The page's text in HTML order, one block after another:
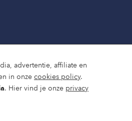
advertentie, affiliate en
in onze cookies policy.
. Hier vind je onze privacy